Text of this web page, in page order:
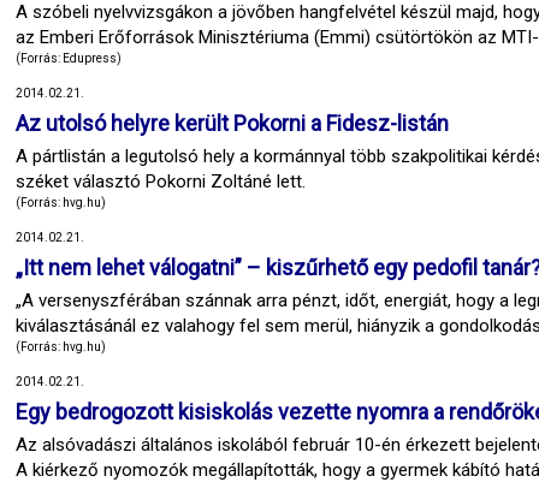
A szóbeli nyelvvizsgákon a jövőben hangfelvétel készül majd,
az Emberi Erőforrások Minisztériuma (Emmi) csütörtökön az
(Forrás: Edupress)
2014.02.21.
Az utolsó helyre került Pokorni a Fidesz-listán
A pártlistán a legutolsó hely a kormánnyal több szakpolitikai
széket választó Pokorni Zoltáné lett.
(Forrás: hvg.hu)
2014.02.21.
„Itt nem lehet válogatni” – kiszűrhető egy pedofil
„A versenyszférában szánnak arra pénzt, időt, energiát, hogy a
kiválasztásánál ez valahogy fel sem merül, hiányzik a
(Forrás: hvg.hu)
2014.02.21.
Egy bedrogozott kisiskolás vezette nyomra a
Az alsóvadászi általános iskolából február 10-én érkezett
A kiérkező nyomozók megállapították, hogy a gyermek kábító